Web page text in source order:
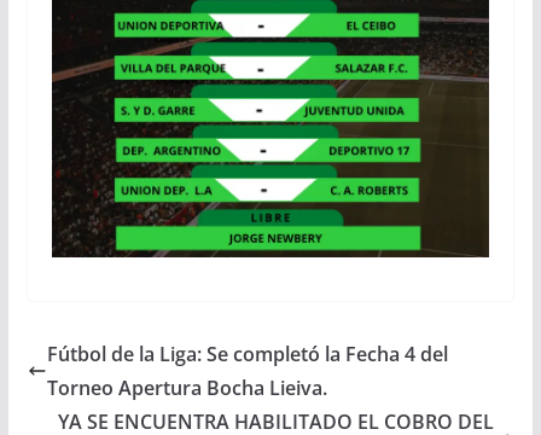
Fútbol de la Liga: Se completó la Fecha 4 del
Torneo Apertura Bocha Lieiva.
YA SE ENCUENTRA HABILITADO EL COBRO DEL